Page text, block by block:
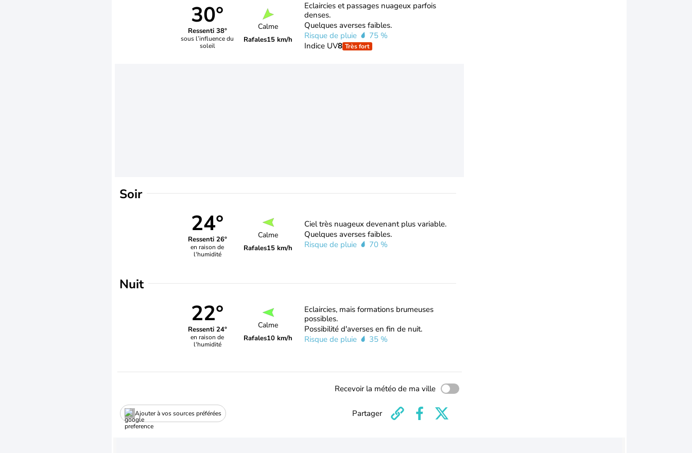
30°
Ressenti 38°
sous l’influence du
soleil
Calme
Rafales15 km/h
Eclaircies et passages nuageux parfois
denses.
Quelques averses faibles.
Risque de pluie
75 %
Indice UV8 Très fort
Soir
24°
Ressenti 26°
en raison de
l'humidité
Calme
Rafales15 km/h
Ciel très nuageux devenant plus variable.
Quelques averses faibles.
Risque de pluie
70 %
Nuit
22°
Ressenti 24°
en raison de
l'humidité
Calme
Rafales10 km/h
Eclaircies, mais formations brumeuses
possibles.
Possibilité d'averses en fin de nuit.
Risque de pluie
35 %
Recevoir la météo de ma ville
Ajouter à vos sources préférées Partager